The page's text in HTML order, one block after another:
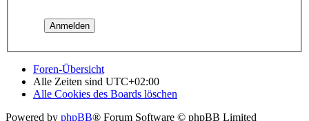
Foren-Übersicht
Alle Zeiten sind UTC+02:00
Alle Cookies des Boards löschen
Powered by phpBB® Forum Software © phpBB Limited